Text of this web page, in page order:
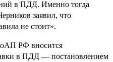
в ПДД. Именно тогда
заявил, что
не стоит».
РФ вносится
в ПДД — постановлением